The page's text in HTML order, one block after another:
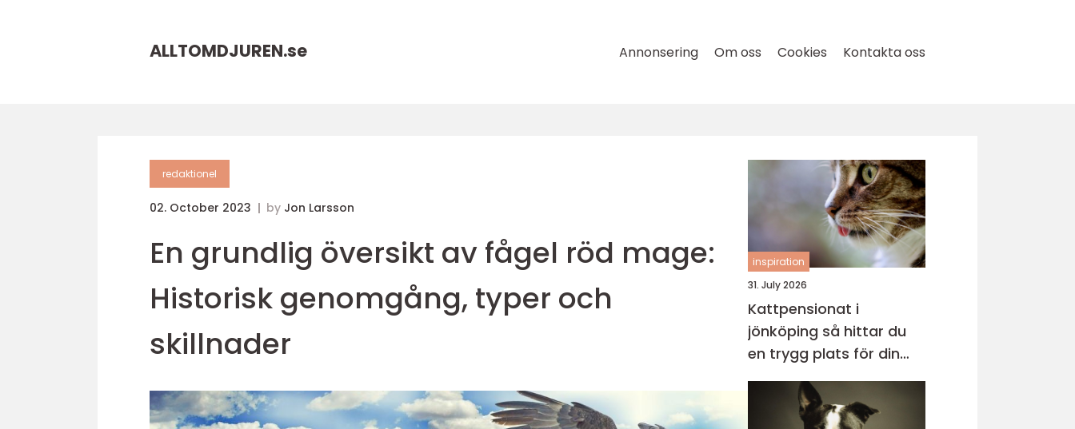
ALLTOMDJUREN.se Annonsering Om oss Cookies Kontakta oss
redaktionel
02. October 2023 by Jon Larsson
En grundlig översikt av fågel röd mage:
Historisk genomgång, typer och
skillnader
inspiration
31. July 2026
Kattpensionat i
jönköping så hittar du
en trygg plats för din
katt